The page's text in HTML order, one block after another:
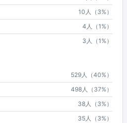
10人（3%）
4人（1%）
3人（1%）
529人（40%）
498人（37%）
38人（3%）
35人（3%）